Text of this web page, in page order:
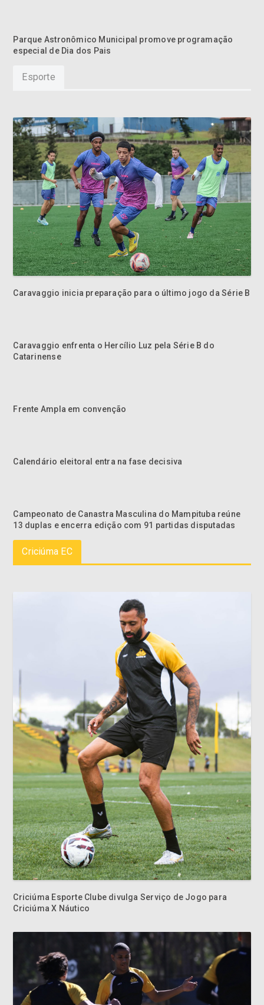
Parque Astronômico Municipal promove programação
especial de Dia dos Pais
Esporte
Caravaggio inicia preparação para o último jogo da Série B
Caravaggio enfrenta o Hercílio Luz pela Série B do
Catarinense
Frente Ampla em convenção
Calendário eleitoral entra na fase decisiva
Campeonato de Canastra Masculina do Mampituba reúne
13 duplas e encerra edição com 91 partidas disputadas
Criciúma EC
Criciúma Esporte Clube divulga Serviço de Jogo para
Criciúma X Náutico